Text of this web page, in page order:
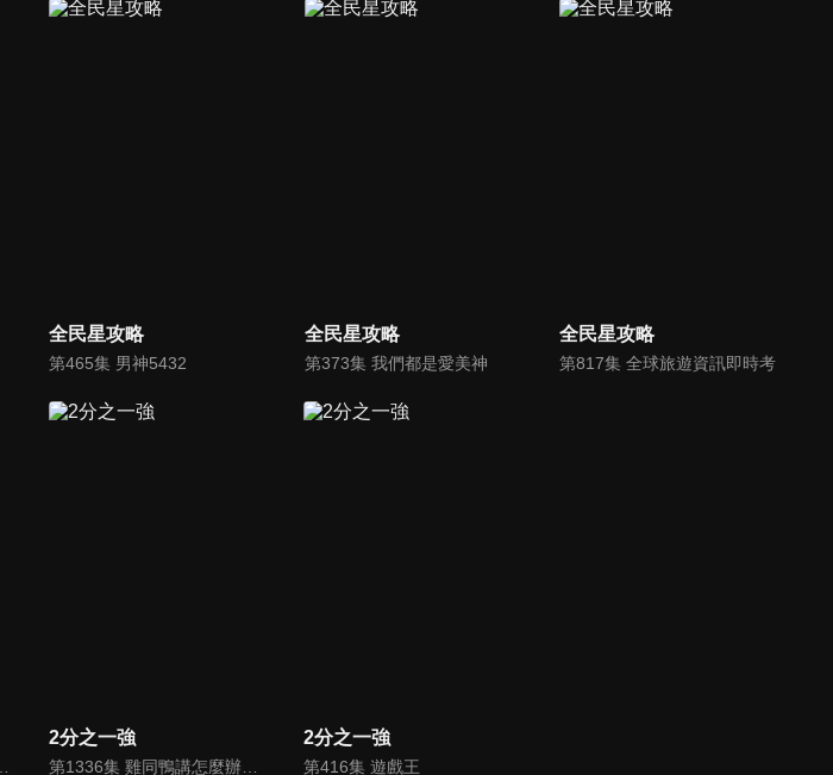
全民星攻略
第465集 男神5432
全民星攻略
第373集 我們都是愛美神
全民星攻略
第817集 全球旅遊資訊即時考
2分之一強
第1336集 雞同鴨講怎麼辦？！手勢動作幫你秒懂老外！
2分之一強
第416集 遊戲王